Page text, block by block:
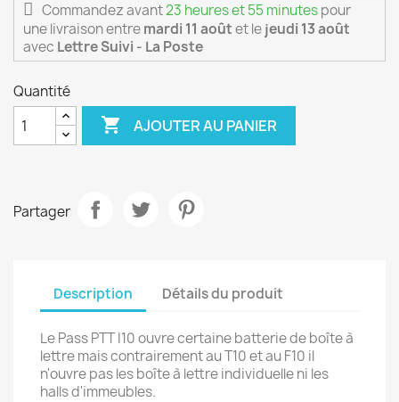
Commandez avant23 heures et 55 minutespour
une livraisonentremardi 11 aoûtet lejeudi 13 août
avec Lettre Suivi - La Poste
Quantité
 AJOUTER AU PANIER
Partager
Description Détails du produit
Le Pass PTT I10 ouvre certaine batterie de boîte à
lettre mais contrairement au T10 et au F10 il
n'ouvre pas les boîte à lettre individuelle ni les
halls d'immeubles.